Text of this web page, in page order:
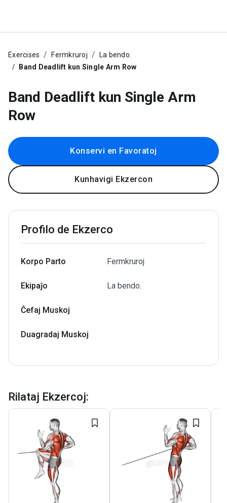
Exercises Fermkruroj
La bendo.
Band Deadlift kun Single Arm Row
Band Deadlift kun Single Arm
Row
Konservi en Favoratoj
Kunhavigi Ekzercon
Profilo de Ekzerco
Korpo Parto Fermkruroj
Ekipaĵo La bendo.
Ĉefaj Muskoj
Duagradaj Muskoj
Rilataj Ekzercoj: